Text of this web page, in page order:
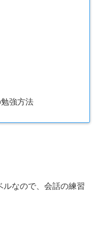
強方法
ルなので、会話の練習